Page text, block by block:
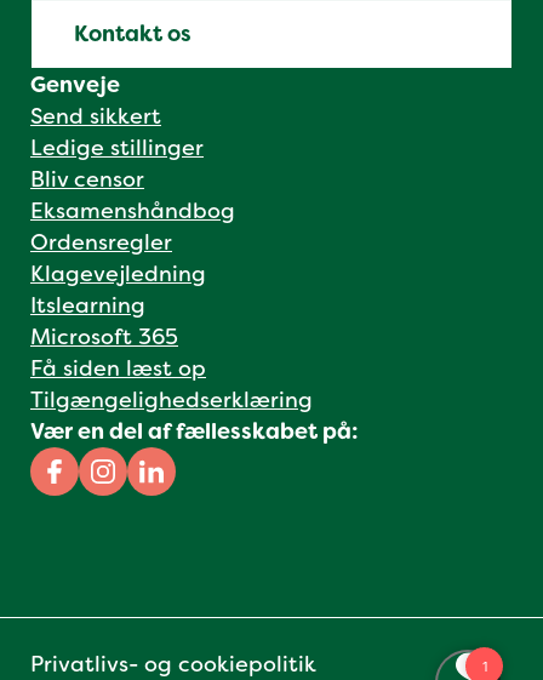
Kontakt os
Genveje
Send sikkert
Ledige stillinger
Bliv censor
Eksamenshåndbog
Ordensregler
Klagevejledning
Itslearning
Microsoft 365
Få siden læst op
Tilgængelighedserklæring
Vær en del af fællesskabet på:
Facebook
Instagram
Linkedin
Privatlivs- og cookiepolitik